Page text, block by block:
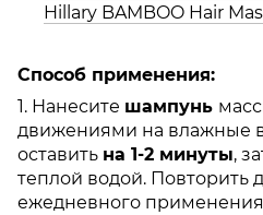
Hillary BAMBOO Hair
Способ применения:
1. Нанесите шампунь
движениями на влажные
оставить на 1-2 минуты,
теплой водой. Повторить
ежедневного